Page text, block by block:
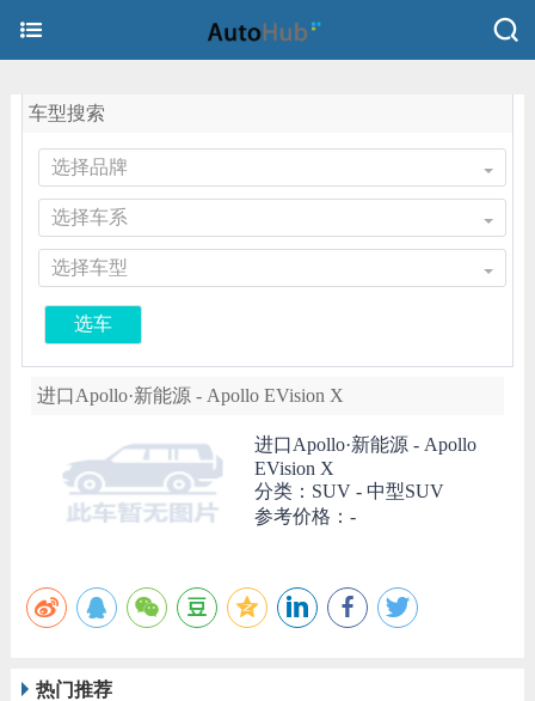
车型搜索
选择品牌
选择车系
选择车型
选车
进口Apollo·新能源 - Apollo EVision X
进口Apollo·新能源 - Apollo
EVision X
分类：SUV - 中型SUV
参考价格：-
热门推荐